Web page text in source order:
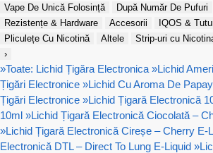
Vape De Unică Folosință
După Număr De Pufuri
Rezistențe & Hardware
Accesorii
IQOS &
Pliculețe Cu Nicotină
Altele
Strip-uri cu
›
»Toate: Lichid Țigăra Electronica »Lichid
Țigări Electronice »Lichid Cu Aroma De
Țigări Electronice »Lichid Țigară Electronică
10ml »Lichid Țigară Electronică Ciocolată –
»Lichid Țigară Electronică Cireșe – Cherry E-
Electronică DTL – Direct To Lung E-Liquid »